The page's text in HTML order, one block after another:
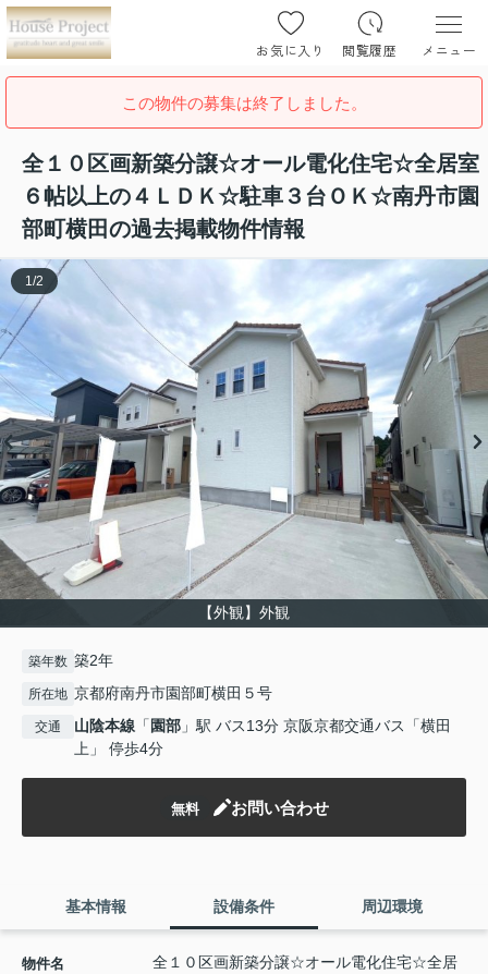
お気に入り 閲覧履歴 メニュー
この物件の募集は終了しました。
全１０区画新築分譲☆オール電化住宅☆全居室
６帖以上の４ＬＤＫ☆駐車３台ＯＫ☆南丹市園
部町横田の過去掲載物件情報
【外観】外観
1 /2
築年数 築2年
所在地 京都府南丹市園部町横田５号
交通 山陰本線 「 園部 」駅 バス13分 京阪京都交通バス「横田
上」 停歩4分
無料 お問い合わせ
基本情報 設備条件 周辺環境
物件名
全１０区画新築分譲☆オール電化住宅☆全居